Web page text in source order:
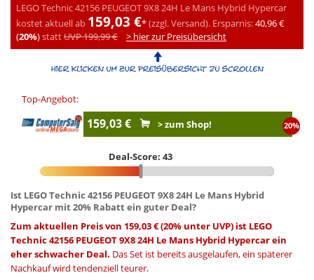
LEGO Technic 42156 PEUGEOT 9X8 24H Le Mans Hybrid Hypercar
kostet aktuell ab 159,03 €*(zzgl. Versand). Ersparnis:40,96 €
(20%)stattUVP 199,99 € > hier zur Preisübersicht
Top-Angebot:
159,03 € 20%
> zum Shop!
Deal-Score: 43
Ist LEGO Technic 42156 PEUGEOT 9X8 24H Le Mans Hybrid
Hypercar mit 20% Rabatt ein guter Deal?
Zum aktuellen Preis von 159,03 € (20% unter UVP) ist LEGO
Technic 42156 PEUGEOT 9X8 24H Le Mans Hybrid Hypercar ein
eher schwacher Deal. Das Set ist bereits ausgelaufen, ein späterer
Nachkauf wird tendenziell teurer.